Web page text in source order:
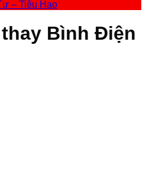
– Tiêu Hao
thay Bình Điện